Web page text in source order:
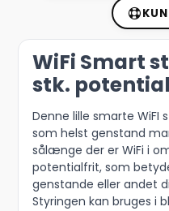
WiFi Smart
stk.
Denne lille smarte WiFI
som helst genstand
sålænge der er WiFi i
potentialfrit, som
genstande eller andet
Styringen kan bruges i